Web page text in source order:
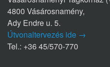
4800 Vásárosnamény,
Ady Endre u. 5.
Útvonaltervezés ide →
Tel.: +36 45/570-770